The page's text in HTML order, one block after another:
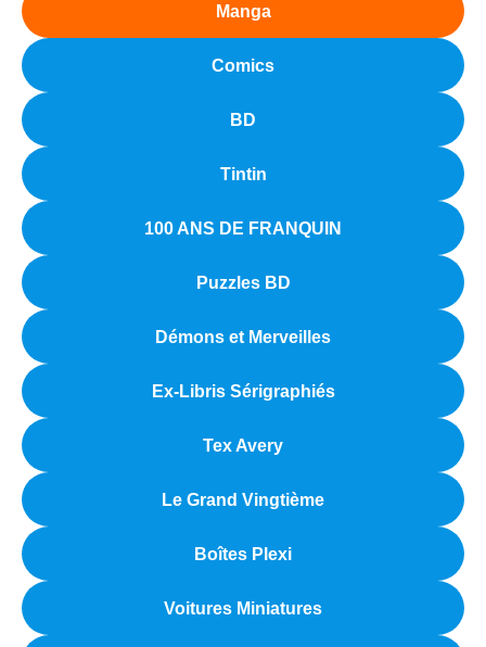
Manga
Comics
BD
Tintin
100 ANS DE FRANQUIN
Puzzles BD
Démons et Merveilles
Ex-Libris Sérigraphiés
Tex Avery
Le Grand Vingtième
Boîtes Plexi
Voitures Miniatures